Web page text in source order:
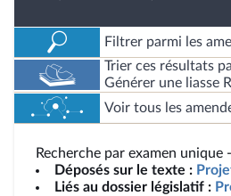
Filtrer parmi les
Trier ces résultats
Générer une liasse
Voir tous les
Recherche par examen unique
Déposés sur le texte :
Liés au dossier législatif :